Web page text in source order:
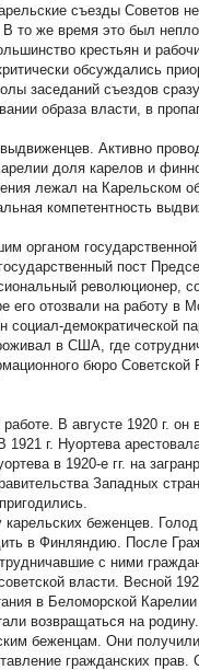
съезды Советов
то же время это был
крестьян и
обсуждались
заседаний съездов
образа власти, в
Активно
доля карелов и
лежал на Карельском
компетентность
органом
пост
революционер,
его отозвали на работу
демократической
в США, где
бюро Советской
В августе 1920 г. он
г. Нуортева
в 1920-е гг. на
Западных
беженцев.
в Финляндию. После
с ними
власти. Весной
в Беломорской
возвращаться на
беженцам. Они
гражданских прав.